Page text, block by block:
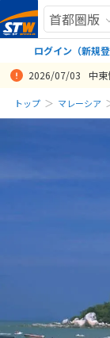
ログイン（新規登
2026/07/03 中
トップ マレーシア